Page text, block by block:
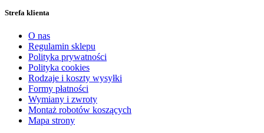
Strefa klienta
O nas
Regulamin sklepu
Polityka prywatności
Polityka cookies
Rodzaje i koszty wysyłki
Formy płatności
Wymiany i zwroty
Montaż robotów koszących
Mapa strony